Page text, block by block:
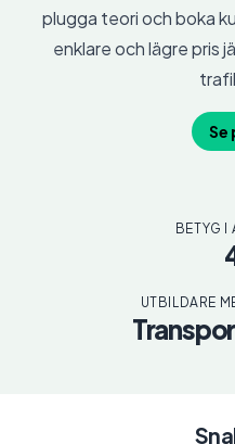
plugga teori och boka
enklare och lägre pris
Se
BETYG I
UTBILDARE